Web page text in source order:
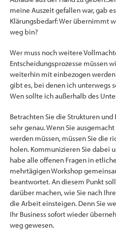
meine Auszeit gefallen war, gab
Klärungsbedarf: Wer übernimmt
weg bin?
Wer muss noch weitere
Entscheidungsprozesse müssen
weiterhin mit einbezogen
gibt es, bei denen ich unterwegs
Wen sollte ich außerhalb des
Betrachten Sie die Strukturen und
sehr genau. Wenn Sie
werden müssen, müssen Sie die
holen. Kommunizieren Sie dabei
habe alle offenen Fragen in
mehrtägigen Workshop
beantwortet. An diesem Punkt
darüber machen, wie Sie nach
die Arbeit einsteigen. Denn Sie
Ihr Business sofort wieder
weg gewesen.